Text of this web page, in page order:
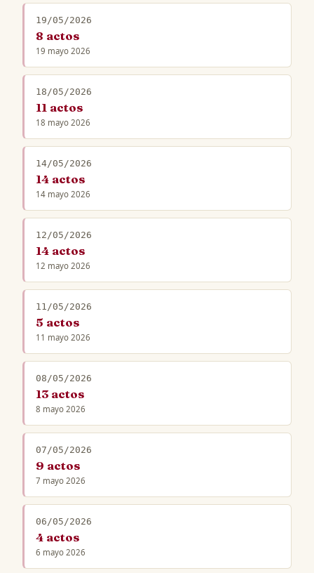
19/05/2026
8 actos
19 mayo 2026
18/05/2026
11 actos
18 mayo 2026
14/05/2026
14 actos
14 mayo 2026
12/05/2026
14 actos
12 mayo 2026
11/05/2026
5 actos
11 mayo 2026
08/05/2026
13 actos
8 mayo 2026
07/05/2026
9 actos
7 mayo 2026
06/05/2026
4 actos
6 mayo 2026